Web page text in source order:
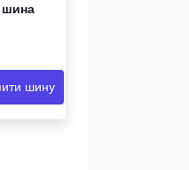
шина
шину